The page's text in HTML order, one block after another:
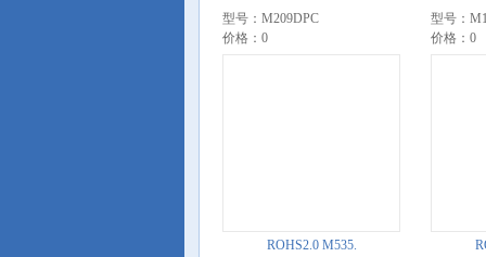
型号：M209DPC
价格：0
型号：
价格：0
ROHS2.0 M535.